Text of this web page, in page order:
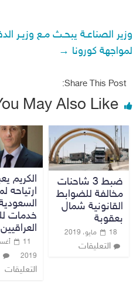
وزير الصناعـة يبحـث مـع وزيـر
لمواجهة كورونا →
Share This Post:
May Also Like
ضبط 3 شاحنات
مخالفة للضوابط
القانونية شمال
بعقوبة
18 مايو، 2019
التعليقات
الكريم
ارتياحه
خدمات
العراقيين
11
2019
التعليقات